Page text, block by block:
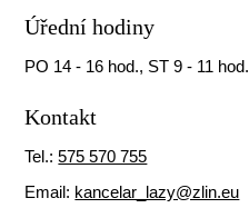
Úřední hodiny
PO 14 - 16 hod., ST 9 - 11 hod.
Kontakt
Tel.:575 570 755
Email: kancelar_lazy@zlin.eu